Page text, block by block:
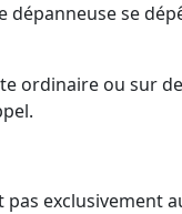
dépanneuse se
ordinaire ou sur
exclusivement